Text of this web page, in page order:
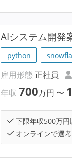
AIシステム開発
python
雇用形態 正社員
年収700万円 〜
下限年収500万円
オンラインで選